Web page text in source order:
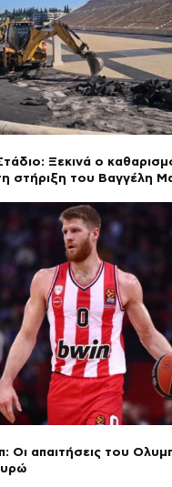
Ξεκινά ο
στήριξη του Βαγγέλη
Οι απαιτήσεις του